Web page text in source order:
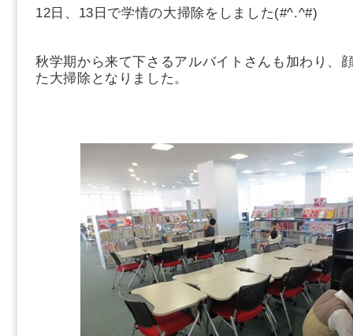
12日、13日で学情の大掃除をしました(#^.^#)
秋学期から来て下さるアルバイトさんも加わり、
た大掃除となりました。